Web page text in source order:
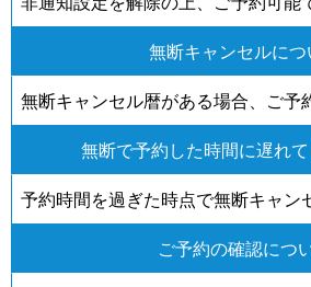
無断キャンセルにつ
無断キャンセル暦がある場合、ご予
無断で予約した時間に遅れ
予約時間を過ぎた時点で無断キャン
ご予約の確認につ